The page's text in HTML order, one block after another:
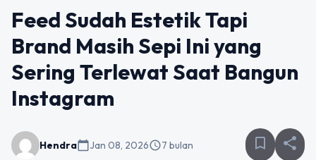
Feed Sudah Estetik Tapi
Brand Masih Sepi Ini yang
Sering Terlewat Saat Bangun
Instagram
Hendracalendar_todayJan 08, 2026schedule7 bulan bookmark_border share